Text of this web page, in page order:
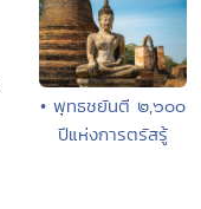
• พุทธชยันตี ๒,๖๐๐
ปีแห่งการตรัสรู้